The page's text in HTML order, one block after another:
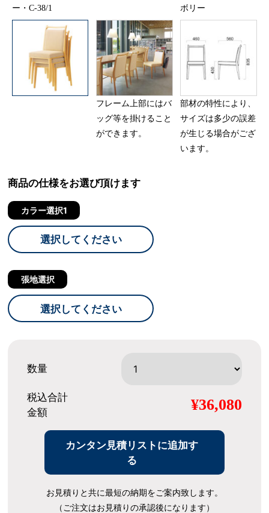
ー・C-38/1
ボリー
フレーム上部にはバ
ッグ等を掛けること
ができます。
部材の特性により、
サイズは多少の誤差
が生じる場合がござ
います。
商品の仕様をお選び頂けます
カラー選択1
選択してください
張地選択
選択してください
数量
税込合計
金額
¥36,080
カンタン見積リストに追加す
る
お見積りと共に最短の納期をご案内致します。
（ご注文はお見積りの承認後になります）